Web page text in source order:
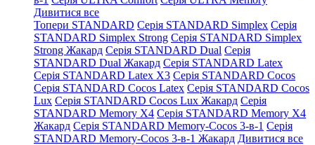
Дивитися все
Топери STANDARD Серія STANDARD Simplex Серія
STANDARD Simplex Strong Серія STANDARD Simplex
Strong Жакард Серія STANDARD Dual Серія
STANDARD Dual Жакард Серія STANDARD Latex
Серія STANDARD Latex X3 Серія STANDARD Cocos
Серія STANDARD Cocos Latex Серія STANDARD Cocos
Lux Серія STANDARD Cocos Lux Жакард Серія
STANDARD Memory X4 Серія STANDARD Memory X4
Жакард Серія STANDARD Memory-Cocos 3-в-1 Серія
STANDARD Memory-Cocos 3-в-1 Жакард Дивитися все